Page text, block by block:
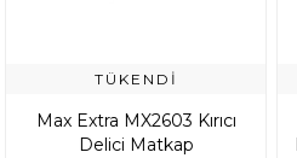
TÜKENDI
Max Extra MX2603 Kırıcı
Delici Matkap